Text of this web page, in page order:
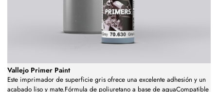
Vallejo Primer Paint
Este imprimador de superficie gris ofrece una excelente adhesión y un
acabado liso y mate.Fórmula de poliuretano a base de aguaCompatible